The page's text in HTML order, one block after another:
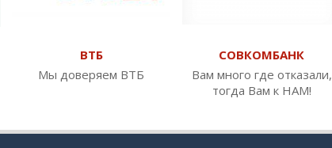
ВТБ
Мы доверяем ВТБ
СОВКОМБАНК
Вам много где отказали,
тогда Вам к НАМ!